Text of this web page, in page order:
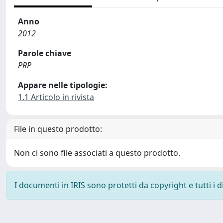
Anno
2012
Parole chiave
PRP
Appare nelle tipologie:
1.1 Articolo in rivista
File in questo prodotto:
Non ci sono file associati a questo prodotto.
I documenti in IRIS sono protetti da copyright e tutti i